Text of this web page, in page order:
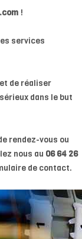
!
services
de réaliser
dans le but
rendez-vous ou
nous au 06 64 26
de contact.